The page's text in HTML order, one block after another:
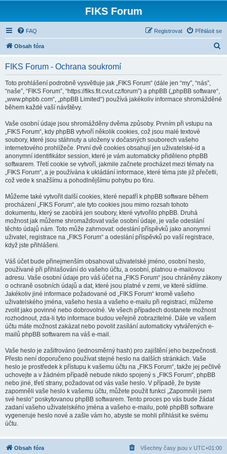
FIKS Forum
FAQ Přihlásit se
Registrovat
Obsah fóra
FIKS Forum - Ochrana soukromí
Toto prohlášení podrobně vysvětluje jak „FIKS Forum“ (dále jen “my”, “nás”,
“naše”, “FIKS Forum”, “https://fiks.fit.cvut.cz/forum”) a phpBB („phpBB software“,
„www.phpbb.com“, „phpBB Limited“) používá jakékoliv informace shromážděné
během každé vaší návštěvy.
Vaše osobní údaje jsou shromážděny dvěma způsoby. Prvním při vstupu na
„FIKS Forum“, kdy phpBB vytvoří několik cookies, což jsou malé textové
soubory, které jsou stáhnuty a uloženy v dočasných souborech vašeho
internetového prohlížeče. První dvě cookies obsahují jen uživatelské-id a
anonymní identifikátor session, které je vám automaticky přiděleno phpBB
softwarem. Třetí cookie se vytvoří, jakmile začnete procházet mezi tématy na
„FIKS Forum“, a je používána k ukládání informace, které téma jste již přečetli,
což vede k snažšímu a pohodlnějšímu pohybu po fóru.
Můžeme také vytvořit další cookies, které nepatří k phpBB software během
procházení „FIKS Forum“, ale tyto cookies jsou mimo rozsah tohoto
dokumentu, který se zaobírá jen soubory, které vytvořilo phpBB. Druhá
možnost jak můžeme shromažďovat vaše osobní údaje, je vaše odeslání
těchto údajů nám. Toto může zahrnovat: odeslání příspěvků jako anonymní
uživatel, registrace na „FIKS Forum“ a odeslání příspěvků po vaší registrace,
když jste přihlášeni.
Váš účet bude přinejmenším obsahovat uživatelské jméno, osobní heslo,
používané při přihlašování do vašeho účtu, a osobní, platnou e-mailovou
adresu. Vaše osobní údaje pro váš účet na „FIKS Forum“ jsou chráněny zákony
o ochraně osobních údajů a dat, které jsou platné v zemi, ve které sídlíme.
Jakékoliv jiné informace požadované od „FIKS Forum“ kromě vašeho
uživatelského jména, vašeho hesla a vašeho e-mailu při registraci, můžeme
zvolit jako povinné nebo dobrovolné. Ve všech případech dostanete možnost
rozhodnout, zda-li tyto informace budou veřejně zobrazitelné. Dále ve vašem
účtu máte možnost zakázat nebo povolit zasílání automaticky vytvářených e-
mailů phpBB softwarem na váš e-mail.
Vaše heslo je zašifrováno (jednosměrný hash) pro zajištění jeho bezpečnosti.
Přesto není doporučeno používat stejné heslo na dalších stránkách. Vaše
heslo je prostředek k přístupu k vašemu účtu na „FIKS Forum“, takže jej pečlivě
uchovejte a v žádném případě nebude nikdo spojený s „FIKS Forum“, phpBB
nebo jiné, třetí strany, požadovat od vás vaše heslo. V případě, že byste
zapomněli vaše heslo k vašemu účtu, můžete použít funkci „Zapomněl jsem
své heslo“ poskytovanou phpBB softwarem. Tento proces po vás bude žádat
zadaní vašeho uživatelského jména a vašeho e-mailu, poté phpBB software
vygeneruje heslo nové a zašle vám ho, abyste se mohli přihlásit ke svému
účtu.
Obsah fóra Všechny časy jsou v UTC+01:00